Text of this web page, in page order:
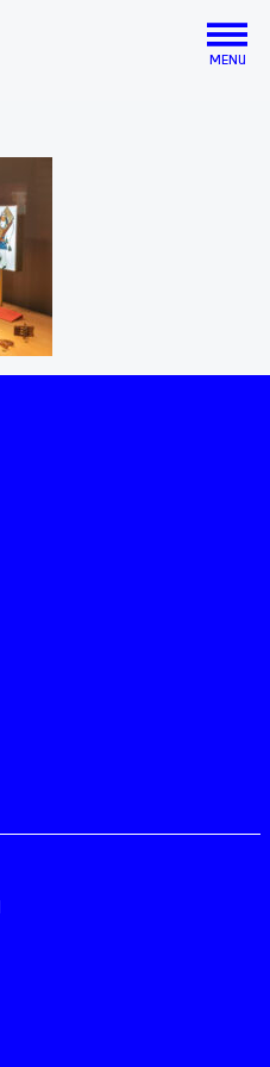
MENU